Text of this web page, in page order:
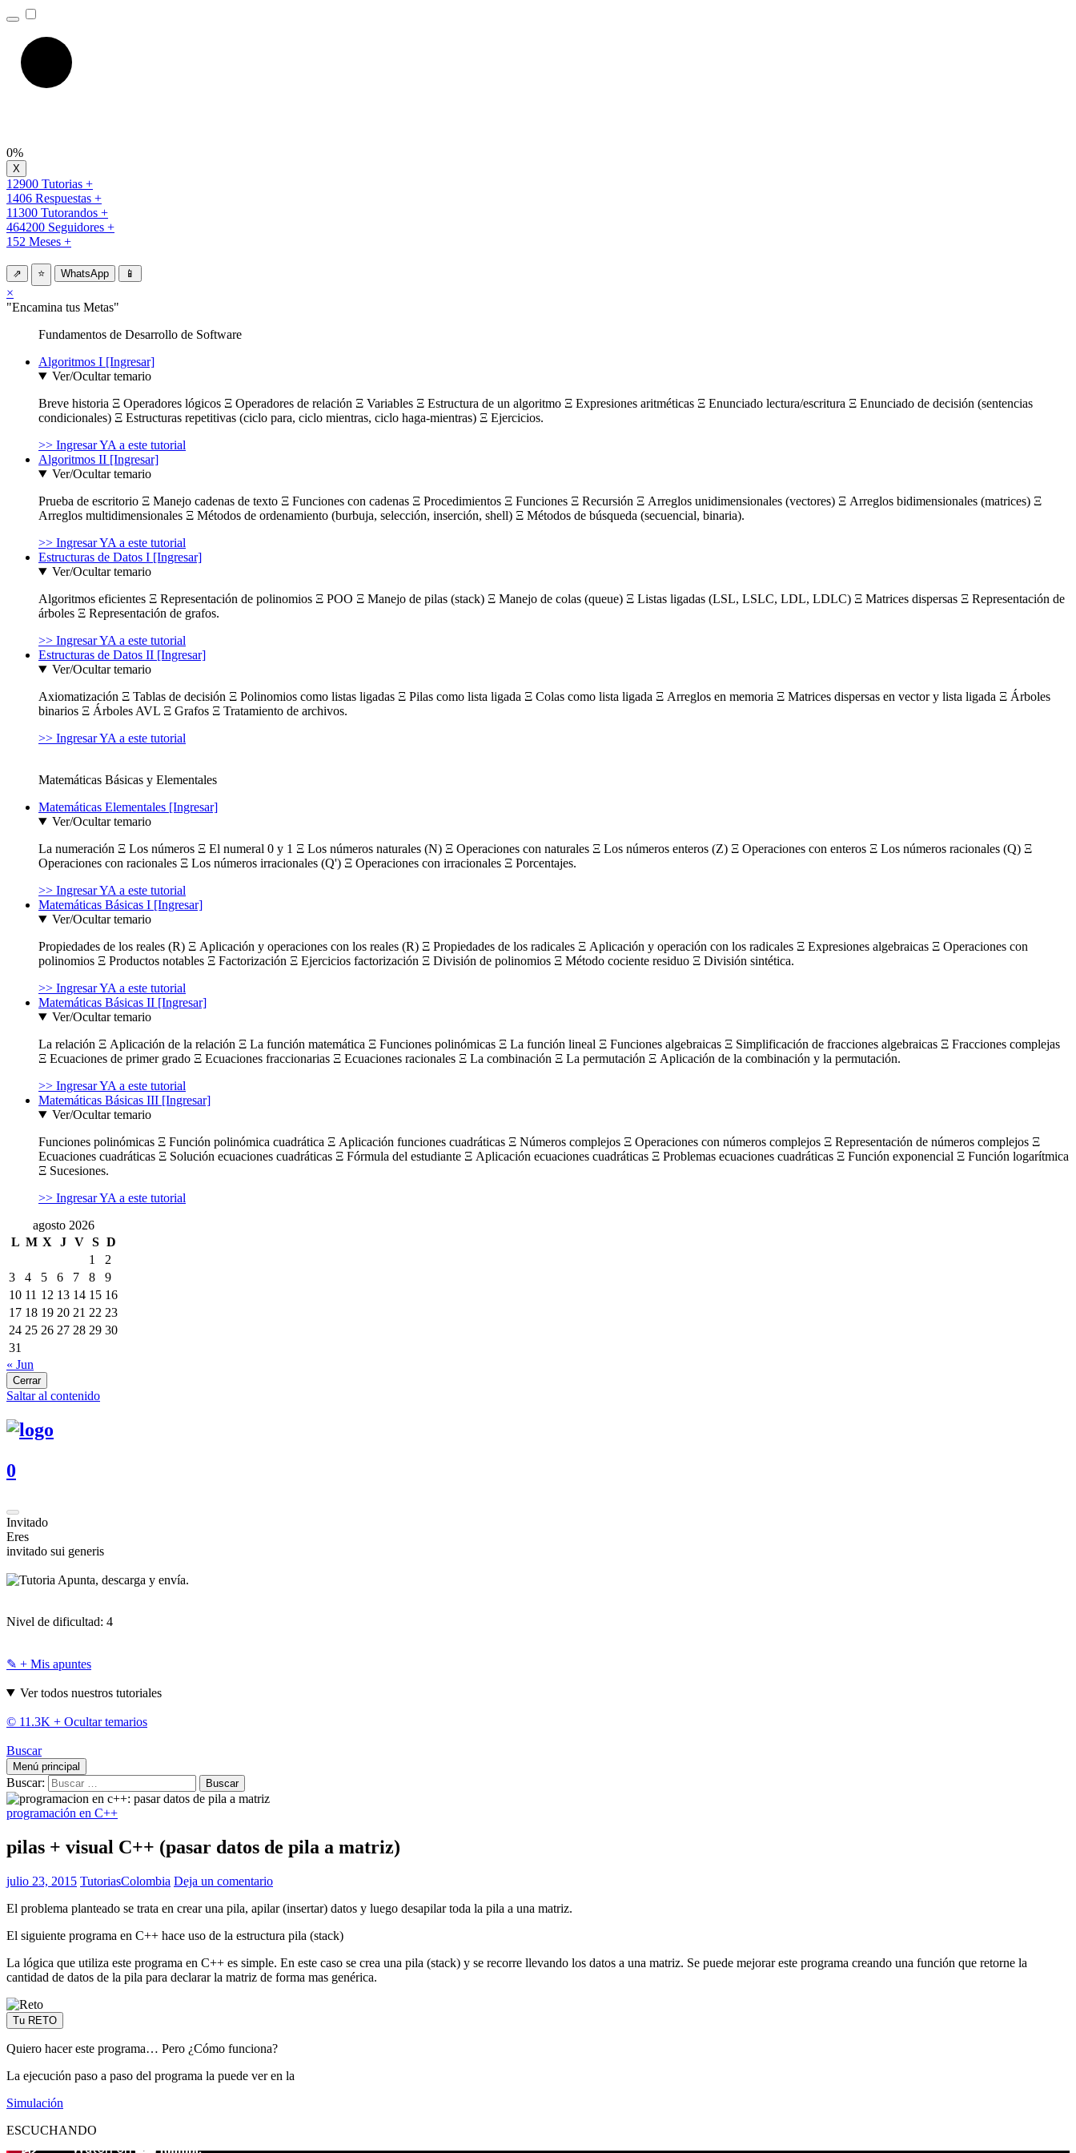
0%
12900 Tutorias +
1406 Respuestas +
11300 Tutorandos +
464200 Seguidores +
152 Meses +
⇗ ⭐ WhatsApp 📱
×
"Encamina tus Metas"
Fundamentos de Desarrollo de Software
Algoritmos I [Ingresar]
Ver/Ocultar temario
Breve historia Ξ Operadores lógicos Ξ Operadores de relación Ξ Variables Ξ Estructura de un algoritmo Ξ Expresiones aritméticas Ξ Enunciado lectura/escritura Ξ Enunciado de decisión (sentencias
condicionales) Ξ Estructuras repetitivas (ciclo para, ciclo mientras, ciclo haga-mientras) Ξ Ejercicios.
>> Ingresar YA a este tutorial
Algoritmos II [Ingresar]
Ver/Ocultar temario
Prueba de escritorio Ξ Manejo cadenas de texto Ξ Funciones con cadenas Ξ Procedimientos Ξ Funciones Ξ Recursión Ξ Arreglos unidimensionales (vectores) Ξ Arreglos bidimensionales (matrices) Ξ
Arreglos multidimensionales Ξ Métodos de ordenamiento (burbuja, selección, inserción, shell) Ξ Métodos de búsqueda (secuencial, binaria).
>> Ingresar YA a este tutorial
Estructuras de Datos I [Ingresar]
Ver/Ocultar temario
Algoritmos eficientes Ξ Representación de polinomios Ξ POO Ξ Manejo de pilas (stack) Ξ Manejo de colas (queue) Ξ Listas ligadas (LSL, LSLC, LDL, LDLC) Ξ Matrices dispersas Ξ Representación de
árboles Ξ Representación de grafos.
>> Ingresar YA a este tutorial
Estructuras de Datos II [Ingresar]
Ver/Ocultar temario
Axiomatización Ξ Tablas de decisión Ξ Polinomios como listas ligadas Ξ Pilas como lista ligada Ξ Colas como lista ligada Ξ Arreglos en memoria Ξ Matrices dispersas en vector y lista ligada Ξ Árboles
binarios Ξ Árboles AVL Ξ Grafos Ξ Tratamiento de archivos.
>> Ingresar YA a este tutorial
Matemáticas Básicas y Elementales
Matemáticas Elementales [Ingresar]
Ver/Ocultar temario
La numeración Ξ Los números Ξ El numeral 0 y 1 Ξ Los números naturales (N) Ξ Operaciones con naturales Ξ Los números enteros (Z) Ξ Operaciones con enteros Ξ Los números racionales (Q) Ξ
Operaciones con racionales Ξ Los números irracionales (Q') Ξ Operaciones con irracionales Ξ Porcentajes.
>> Ingresar YA a este tutorial
Matemáticas Básicas I [Ingresar]
Ver/Ocultar temario
Propiedades de los reales (R) Ξ Aplicación y operaciones con los reales (R) Ξ Propiedades de los radicales Ξ Aplicación y operación con los radicales Ξ Expresiones algebraicas Ξ Operaciones con
polinomios Ξ Productos notables Ξ Factorización Ξ Ejercicios factorización Ξ División de polinomios Ξ Método cociente residuo Ξ División sintética.
>> Ingresar YA a este tutorial
Matemáticas Básicas II [Ingresar]
Ver/Ocultar temario
La relación Ξ Aplicación de la relación Ξ La función matemática Ξ Funciones polinómicas Ξ La función lineal Ξ Funciones algebraicas Ξ Simplificación de fracciones algebraicas Ξ Fracciones complejas
Ξ Ecuaciones de primer grado Ξ Ecuaciones fraccionarias Ξ Ecuaciones racionales Ξ La combinación Ξ La permutación Ξ Aplicación de la combinación y la permutación.
>> Ingresar YA a este tutorial
Matemáticas Básicas III [Ingresar]
Ver/Ocultar temario
Funciones polinómicas Ξ Función polinómica cuadrática Ξ Aplicación funciones cuadráticas Ξ Números complejos Ξ Operaciones con números complejos Ξ Representación de números complejos Ξ
Ecuaciones cuadráticas Ξ Solución ecuaciones cuadráticas Ξ Fórmula del estudiante Ξ Aplicación ecuaciones cuadráticas Ξ Problemas ecuaciones cuadráticas Ξ Función exponencial Ξ Función logarítmica
Ξ Sucesiones.
>> Ingresar YA a este tutorial
agosto 2026
L M X J V S D
1
2
3
4 5 6 7 8
9
10 11 12 13 14 15 16
17 18 19 20 21 22 23
24 25 26 27 28 29 30
31
« Jun
Cerrar
Saltar al contenido
0
Invitado
Eres
invitado sui generis
Apunta, descarga y envía.
Nivel de dificultad: 4
✎ + Mis apuntes
Ver todos nuestros tutoriales
© 11.3K + Ocultar temarios
Buscar
Menú principal
Buscar:
programación en C++
pilas + visual C++ (pasar datos de pila a matriz)
julio 23, 2015 TutoriasColombia Deja un comentario
El problema planteado se trata en crear una pila, apilar (insertar) datos y luego desapilar toda la pila a una matriz.
El siguiente programa en C++ hace uso de la estructura pila (stack)
La lógica que utiliza este programa en C++ es simple. En este caso se crea una pila (stack) y se recorre llevando los datos a una matriz. Se puede mejorar este programa creando una función que retorne la
cantidad de datos de la pila para declarar la matriz de forma mas genérica.
Tu RETO
Quiero hacer este programa… Pero ¿Cómo funciona?
La ejecución paso a paso del programa la puede ver en la
Simulación
ESCUCHANDO